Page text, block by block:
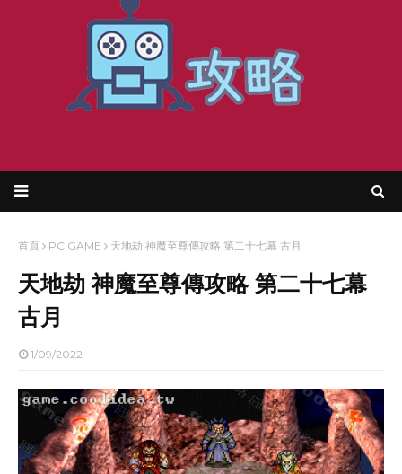
首頁 PC GAME 天地劫 神魔至尊傳攻略 第二十七幕 古月
天地劫 神魔至尊傳攻略 第二十七幕
古月
1/09/2022